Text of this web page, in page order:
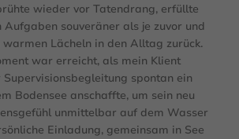
wieder vor Tatendrang, erfüllte
Aufgaben souveräner als je zuvor und
Lächeln in den Alltag zurück.
war erreicht, als mein Klient
spontan ein
Bodensee anschaffte, um sein neu
unmittelbar auf dem Wasser
Einladung, gemeinsam in See